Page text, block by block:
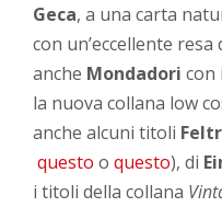
Geca, a una carta
con un’eccellente
anche Mondadori con
la nuova collana low
anche alcuni titoli
questo oquesto), di
i titoli della collana